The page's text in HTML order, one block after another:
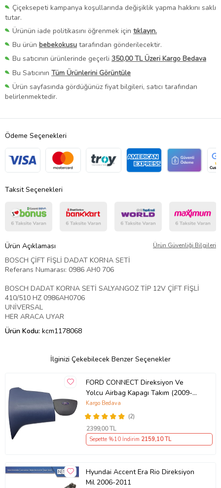
Çiçeksepeti kampanya koşullarında değişiklik yapma hakkını saklı
tutar.
Ürünün iade politikasını öğrenmek için tıklayın.
Bu ürün bebekokusu tarafından gönderilecektir.
Bu satıcının ürünlerinde geçerli 350,00 TL Üzeri Kargo Bedava
Bu Satıcının Tüm Ürünlerini Görüntüle
Ürün sayfasında gördüğünüz fiyat bilgileri, satıcı tarafından
belirlenmektedir.
Ödeme Seçenekleri
Taksit Seçenekleri
Ürün Açıklaması Ürün Güvenliği Bilgileri
BOSCH ÇİFT FİŞLİ DADAT KORNA SETİ
Referans Numarası: 0986 AH0 706
BOSCH DADAT KORNA SETİ SALYANGOZ TİP 12V ÇİFT FİŞLİ
410/510 HZ 0986AH0706
UNİVERSAL
HER ARACA UYAR
Ürün Kodu: kcm1178068
İlginizi Çekebilecek Benzer Seçenekler
FORD CONNECT Direksiyon Ve
Yolcu Airbag Kapagı Takım (2009-
2014) İthal Üretim
(2)
Kargo Bedava
2399,00 TL
Sepette %10 İndirim 2159,10 TL
Hyundai Accent Era Rio Direksiyon
Mil 2006-2011